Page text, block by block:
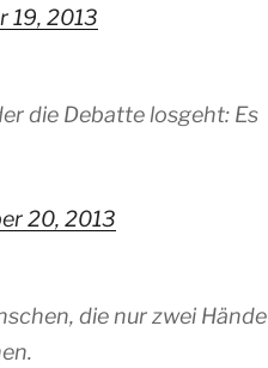
19, 2013
die Debatte losgeht: Es
20, 2013
die nur zwei Hände